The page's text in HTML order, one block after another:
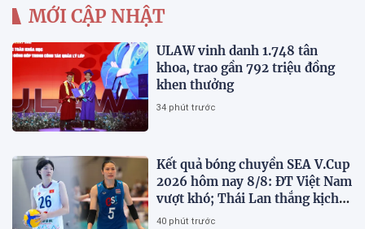
MỚI CẬP NHẬT
ULAW vinh danh 1.748 tân
khoa, trao gần 792 triệu đồng
khen thưởng
34 phút trước
Kết quả bóng chuyền SEA V.Cup
2026 hôm nay 8/8: ĐT Việt Nam
vượt khó; Thái Lan thắng kịch
tính
40 phút trước